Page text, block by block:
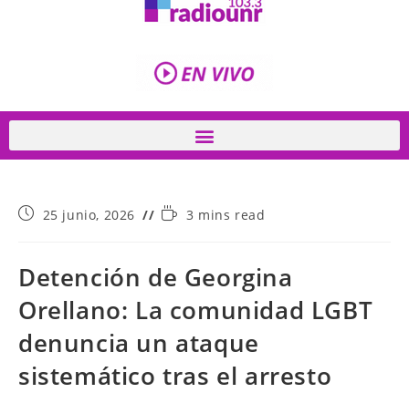
25 junio, 2026 3 mins read
Detención de Georgina
Orellano: La comunidad LGBT
denuncia un ataque
sistemático tras el arresto